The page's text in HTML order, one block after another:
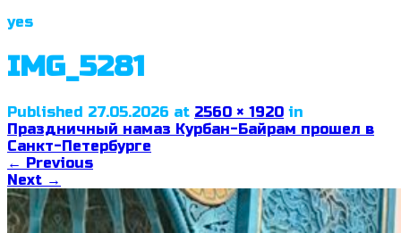
yes
IMG_5281
Published 27.05.2026 at 2560 × 1920 in
Праздничный намаз Курбан-Байрам прошел в
Санкт-Петербурге
← Previous
Next →